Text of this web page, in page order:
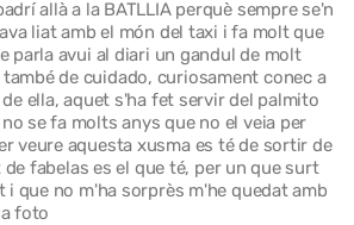
allà a la BATLLIA perquè sempre se'n
liat amb el món del taxi i fa molt que
parla avui al diari un gandul de molt
de cuidado, curiosament conec a
ella, aquet s'ha fet servir del palmito
se fa molts anys que no el veia per
veure aquesta xusma es té de sortir de
fabelas es el que té, per un que surt
i que no m'ha sorprès m'he quedat amb
foto